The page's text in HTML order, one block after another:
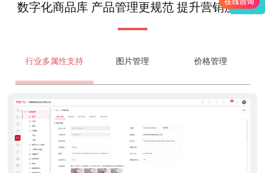
数字化商品库 产品管理更规范 提升营销质量
行业多属性支持 图片管理 价格管理